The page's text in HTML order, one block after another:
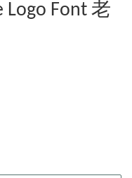
Logo Font 老